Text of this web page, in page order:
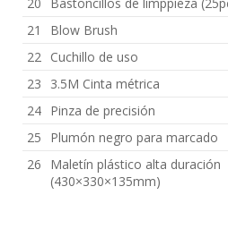
21
Blow Brush
22 Cuchillo de uso
23
3.5M Cinta métrica
24 Pinza de precisión
25
Plumón negro para marcado
26
Maletín plástico alta duración
(430×330×135mm)